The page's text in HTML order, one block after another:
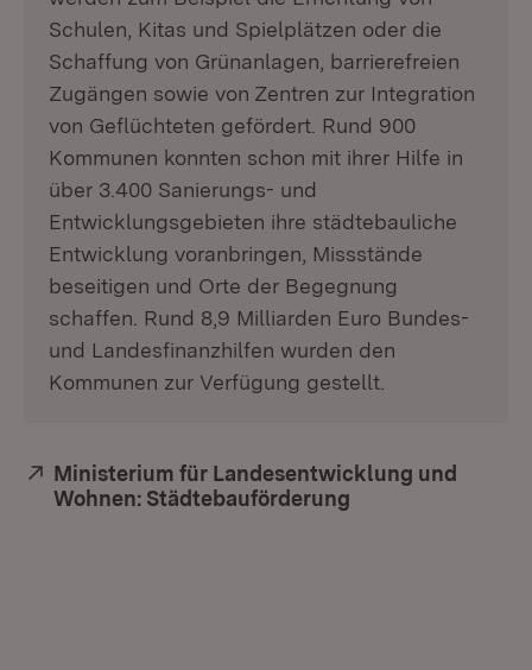
Schulen, Kitas und Spielplätzen oder die
Schaffung von Grünanlagen, barrierefreien
Zugängen sowie von Zentren zur Integration
von Geflüchteten gefördert. Rund 900
Kommunen konnten schon mit ihrer Hilfe in
über 3.400 Sanierungs- und
Entwicklungsgebieten ihre städtebauliche
Entwicklung voranbringen, Missstände
beseitigen und Orte der Begegnung
schaffen. Rund 8,9 Milliarden Euro Bundes-
und Landesfinanzhilfen wurden den
Kommunen zur Verfügung gestellt.
Extern:
Ministerium für Landesentwicklung und
Wohnen: Städtebauförderung